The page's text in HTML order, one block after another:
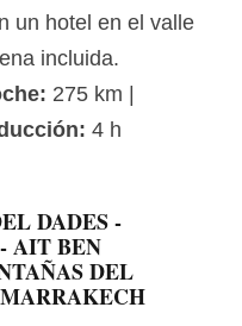
un hotel en el valle
incluida.
275 km |
4 h
DADES -
AIT BEN
DEL